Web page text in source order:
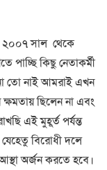
২০০৭ সাল থেকে
পাচ্ছি কিছু নেতাকর্মী
তো নাই আমরাই এখন
ছিলেন না এবং
এই মুহূর্ত পর্যন্ত
বিরোধী দলে
অর্জন করতে হবে।